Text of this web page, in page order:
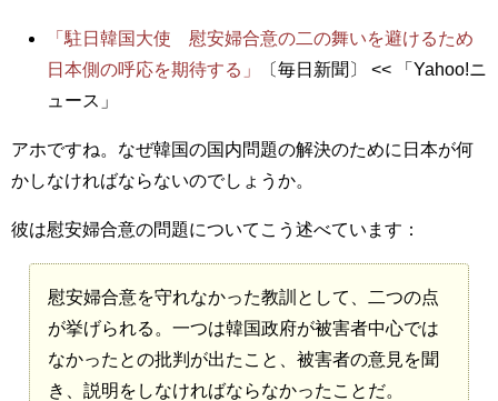
「駐日韓国大使 慰安婦合意の二の舞いを避けるため
日本側の呼応を期待する」
〔毎日新聞〕 << 「Yahoo!ニ
ュース」
アホですね。なぜ韓国の国内問題の解決のために日本が何
かしなければならないのでしょうか。
彼は慰安婦合意の問題についてこう述べています：
慰安婦合意を守れなかった教訓として、二つの点
が挙げられる。一つは韓国政府が被害者中心では
なかったとの批判が出たこと、被害者の意見を聞
き、説明をしなければならなかったことだ。